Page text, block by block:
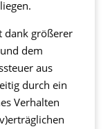
dank größerer
dem
aus
durch ein
Verhalten